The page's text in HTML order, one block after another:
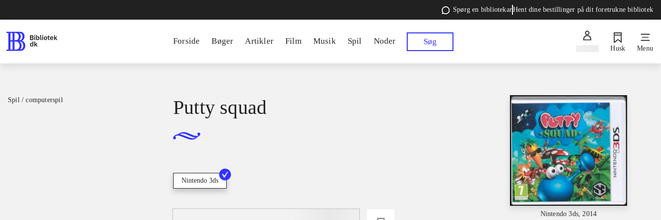
Spørg en bibliotekarHent dine bestillinger på dit foretrukne bibliotek
Forside Bøger Artikler Film Musik Spil Noder Søg
Husk Menu
Spil / computerspil
Nintendo 3ds, 2014
Putty squad
Nintendo 3ds